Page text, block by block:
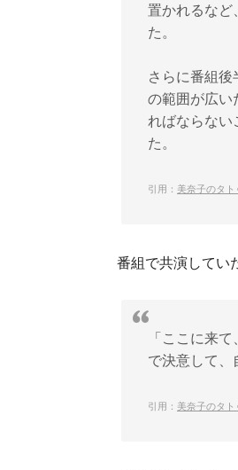
置かれるなど
た。
さらに番組
の範囲が広い
ればならない
た。
引用： 美奈子のタ
番組で共演してい
「ここに来
で決意して、
引用： 美奈子のタ